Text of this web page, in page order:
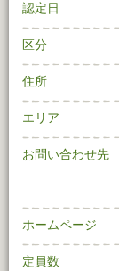
認定日
区分
住所
エリア
お問い合わせ先
ホームページ
定員数